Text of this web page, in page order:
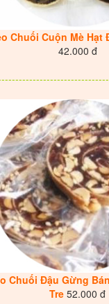
Chuối Cuộn Mè Hạt
42.000 đ
Chuối Đậu Gừng
Tre 52.000 đ